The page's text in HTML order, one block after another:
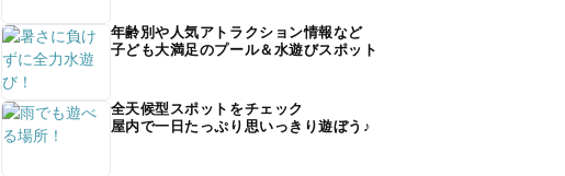
年齢別や人気アトラクション情報など
子ども大満足のプール＆水遊びスポット
全天候型スポットをチェック
屋内で一日たっぷり思いっきり遊ぼう♪